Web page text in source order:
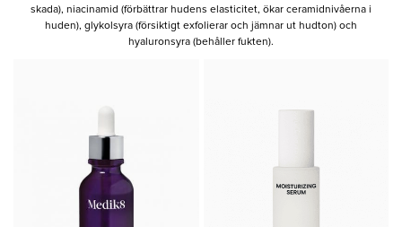
skada), niacinamid (förbättrar hudens elasticitet, ökar ceramidnivåerna i
huden), glykolsyra (försiktigt exfolierar och jämnar ut hudton) och
hyaluronsyra (behåller fukten).